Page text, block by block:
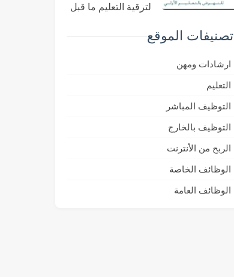
لترقية التعليم ما قبل
تصنيفات الموقع
ارشادات ومهن
التعليم
التوظيف المباشر
التوظيف بالخارج
الربح من الأنترنت
الوظائف الخاصة
الوظائف العامة